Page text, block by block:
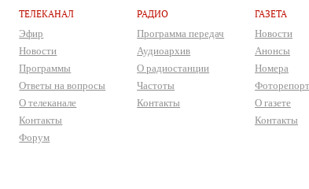
ТЕЛЕКАНАЛ
Эфир
Новости
Программы
Ответы на вопросы
О телеканале
Контакты
Форум
РАДИО
Программа передач
Аудиоархив
О радиостанции
Частоты
Контакты
ГАЗЕТА
Новости
Анонсы
Номера
О газете
Контакты